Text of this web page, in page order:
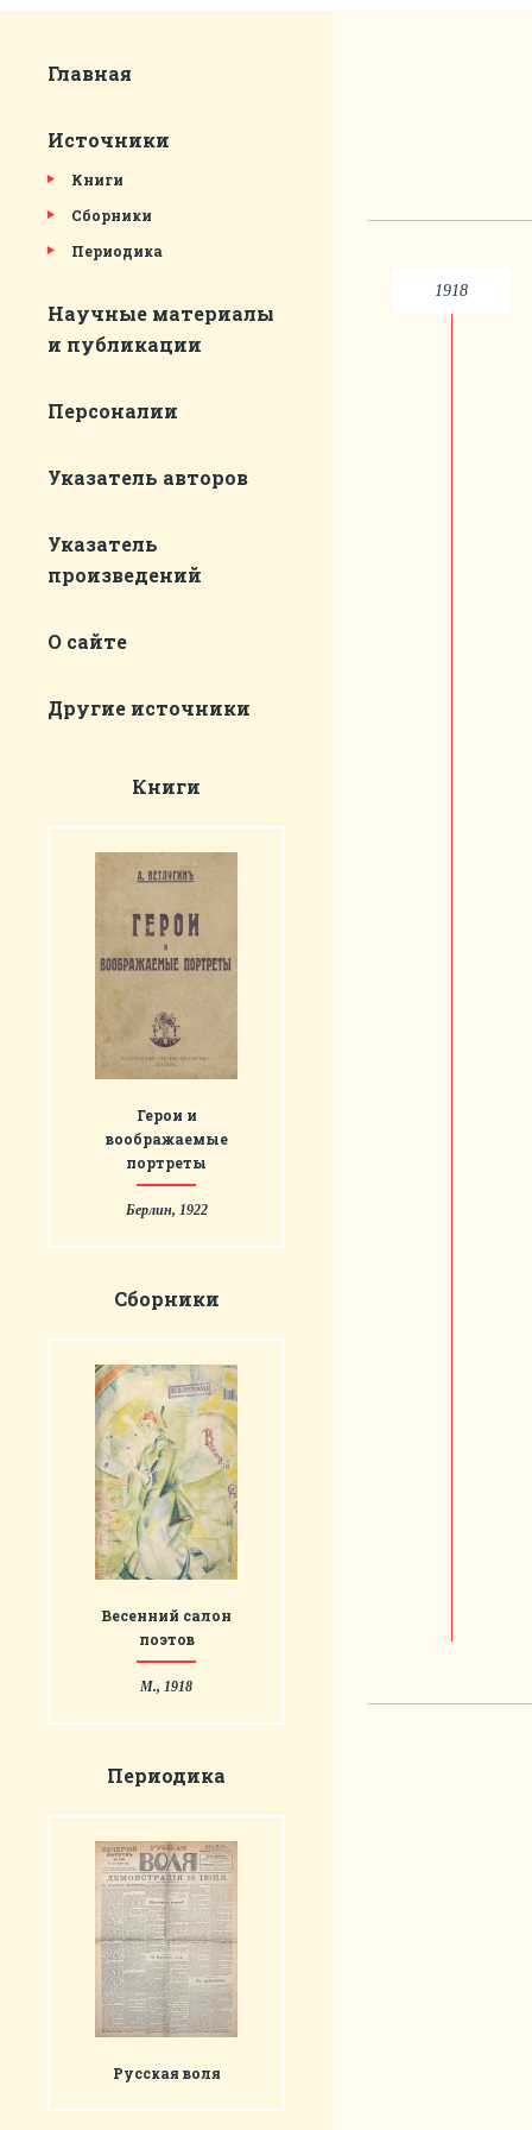
Главная
Источники
Книги
Сборники
Периодика
Научные материалы
и публикации
Персоналии
Указатель авторов
Указатель
произведений
О сайте
Другие источники
Книги
Герои и
воображаемые
портреты
Берлин, 1922
Сборники
Весенний салон
поэтов
М., 1918
Периодика
Русская воля
1918